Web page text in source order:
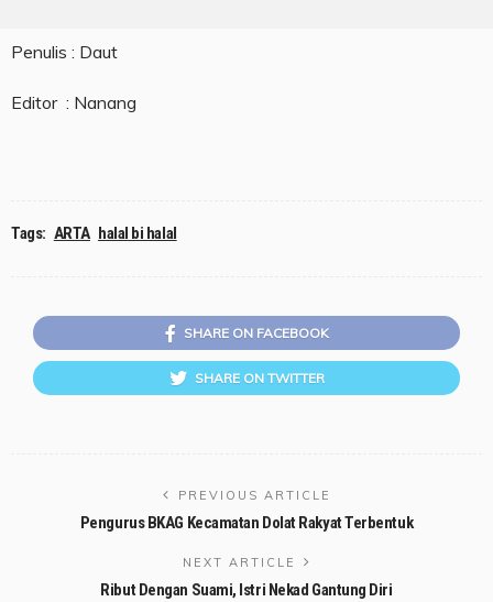
Penulis : Daut
Editor : Nanang
Tags: ARTA halal bi halal
SHARE ON FACEBOOK
SHARE ON TWITTER
PREVIOUS ARTICLE
Pengurus BKAG Kecamatan Dolat Rakyat Terbentuk
NEXT ARTICLE
Ribut Dengan Suami, Istri Nekad Gantung Diri